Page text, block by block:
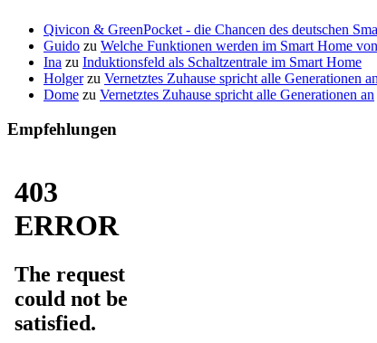
Qivicon & GreenPocket - die Chancen des deutschen
Guido zu Welche Funktionen werden im Smart Home
Ina zu Induktionsfeld als Schaltzentrale im Smart Home
Holgerzu Vernetztes Zuhause spricht alle Generationen an
Dome zu Vernetztes Zuhause spricht alle Generationen an
Empfehlungen